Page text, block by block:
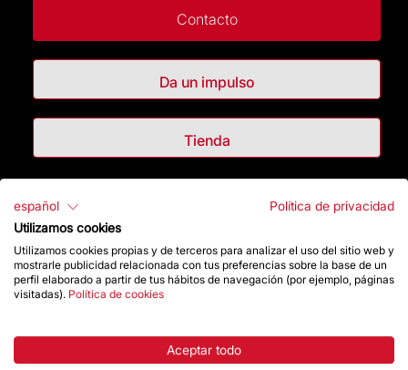
Contacto
Da un impulso
Tienda
Destacados
La Fundación
Preguntas frecuentes
Atención al Visitante
español
Política de privacidad
Utilizamos cookies
Utilizamos cookies propias y de terceros para analizar el uso del sitio web y
mostrarle publicidad relacionada con tus preferencias sobre la base de un
perfil elaborado a partir de tus hábitos de navegación (por ejemplo, páginas
visitadas). Política de cookies
Aceptar todo